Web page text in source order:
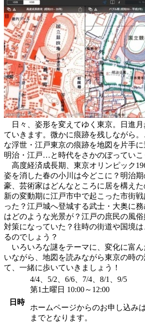
日々、姿形を変えてゆく東京。日進月
ていきます。微かに痕跡を残しながら
な浮世・江戸東京の痕跡を地図を片手に
明治・江戸…と時代をさかのぼっていこ
高度経済成長期、東京オリンピック
姿を消した春の小川は今どこに？明治
豪、芸術家はどんなところに居を構え
新の変動期に江戸市中で起こった市街
った？江戸城へ登城する武士・大奥に
はどのような光景が？江戸の庶民の風
対策になっていた？往時の街道や国境
るのでしょう？
いろいろな謎をテーマに、変化に富ん
いながら、地図を読みながら東京の時
て、一緒に歩いていきましょう！
日時
4/4、5/2、6/6、7/4、8/1、9/5
第1土曜日 10:00～12:00
ホームページからのお申し込み
までとなります。